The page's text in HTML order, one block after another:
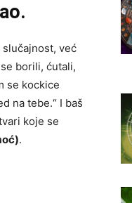
slučajnost, već
borili, ćutali,
se kockice
na tebe.“ I baš
koje se
.